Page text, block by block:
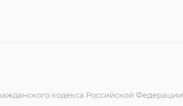
кодекса Российской Федерации.